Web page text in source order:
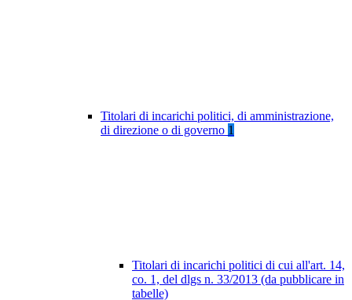
Titolari di incarichi politici, di amministrazione,
di direzione o di governo 1
Titolari di incarichi politici di cui all'art. 14,
co. 1, del dlgs n. 33/2013 (da pubblicare in
tabelle)